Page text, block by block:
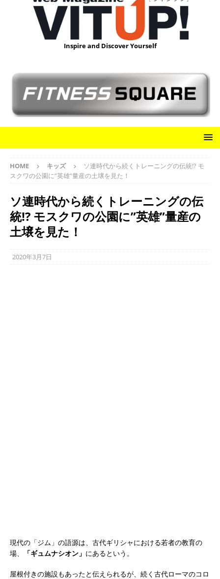
Inspire and Discover Yourself
HOME キッズ
ソ連時代から続くトレーニングの伝統!? モ
スクワの公園に”英雄”量産の土壌を見た！
ソ連時代から続くトレーニングの伝
統!? モスクワの公園に”英雄”量産の
土壌を見た！
2020年3月7日
現代の「ジム」の語源は、古代ギリシャにおける若者の教育の
場、
「ギュムナシオン」 にあるという。
屋根付きの施設もあったと伝えられるが、続く古代ローマのコロ